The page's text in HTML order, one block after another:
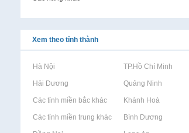
Xem theo tỉnh thành
Rao vặt tại Hà Nội Rao vặt tại TP.Hồ Chí Minh
Rao vặt tại Hải Dương Rao vặt tại Quảng Ninh
Rao vặt tại Các tỉnh miền bắc khácRao vặt tại Khánh Hoà
Rao vặt tại Các tỉnh miền trung khácRao vặt tại Bình Dương